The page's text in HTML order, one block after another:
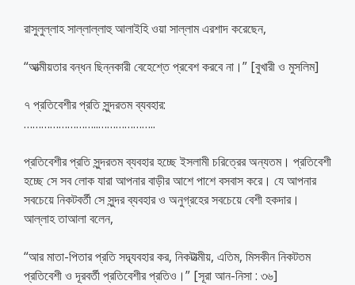
রাসুলুল্লাহ সাল্লাল্লাহু আলাইহি ওয়া সাল্লাম এরশাদ করেছেন,
“আত্মীয়তার বন্ধন ছিন্নকারী বেহেশ্তে প্রবেশ করবে না।” [বুখারী ও মুসলিম]
৭ প্রতিবেশীর প্রতি সুন্দরতম ব্যবহার:
……………………..………………..
প্রতিবেশীর প্রতি সুন্দরতম ব্যবহার হচ্ছে ইসলামী চরিত্রের অন্যতম। প্রতিবেশী
হচ্ছে সে সব লোক যারা আপনার বাড়ীর আশে পাশে বসবাস করে। যে আপনার
সবচেয়ে নিকটবর্তী সে সুন্দর ব্যবহার ও অনুগ্রহের সবচেয়ে বেশী হকদার।
আল্লাহ তাআলা বলেন,
“আর মাতা-পিতার প্রতি সদ্ব্যবহার কর, নিকটাত্মীয়, এতিম, মিসকীন নিকটতম
প্রতিবেশী ও দূরবর্তী প্রতিবেশীর প্রতিও।” [সূরা আন-নিসা : ৩৬]